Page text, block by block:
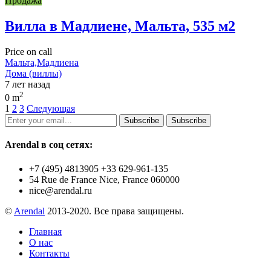
Вилла в Мадлиене, Мальта, 535 м2
Price on call
Мальта,Мадлиена
Дома (виллы)
7 лет назад
0 m2
1 2 3 Следующая
Subscribe Subscribe
Arendal в соц сетях:
+7 (495) 4813905 +33 629-961-135
54 Rue de France Nice, France 060000
nice@arendal.ru
© Arendal 2013-2020. Все права защищены.
Главная
О нас
Контакты